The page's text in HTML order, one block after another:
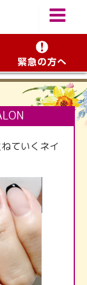
ていくネイ